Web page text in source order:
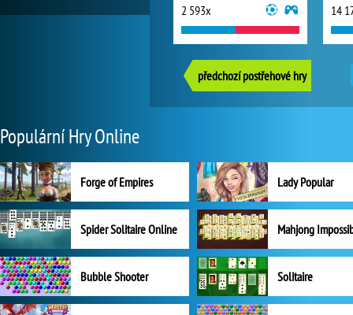
2 593x 14
předchozí postřehové hry
Populární Hry Online
Forge of Empires Lady Popular
Spider Solitaire Online Mahjong
Bubble Shooter Solitaire